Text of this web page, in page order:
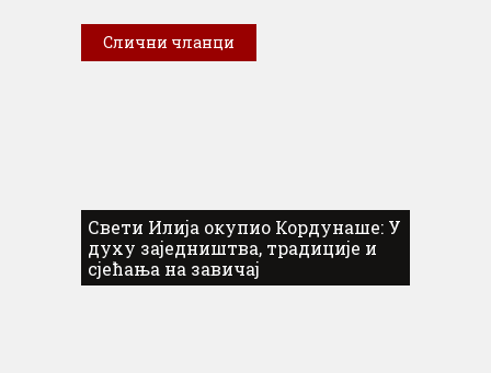
Слични чланци
Свети Илија окупио Кордунаше: У
духу заједништва, традиције и
сјећања на завичај